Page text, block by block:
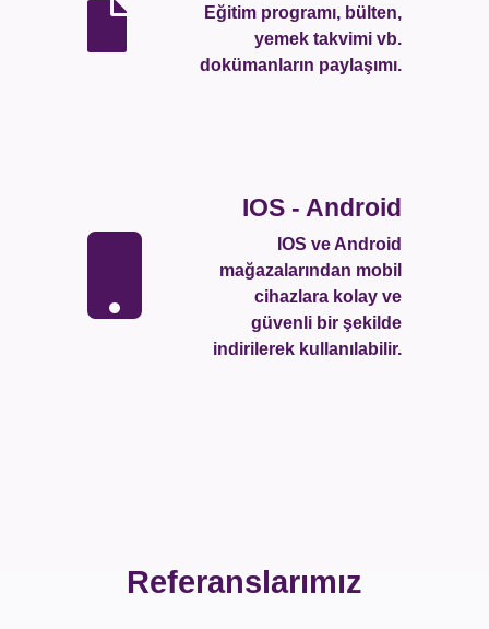
Eğitim programı, bülten,
yemek takvimi vb.
dokümanların paylaşımı.
IOS - Android
IOS ve Android
mağazalarından mobil
cihazlara kolay ve
güvenli bir şekilde
indirilerek kullanılabilir.
Referanslarımız